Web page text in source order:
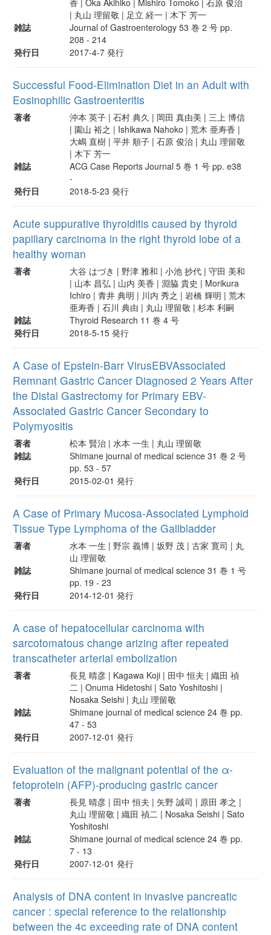
| 丸山 理留敬 | 足立 経一 | 木下 芳一
雑誌
Journal of Gastroenterology 53 巻 2 号 pp.
208 - 214
発行日
2017-4-7 発行
Successful Food-Elimination Diet in an Adult with
Eosinophilic Gastroenteritis
著者
沖本 英子 | 石村 典久 | 岡田 真由美 | 三上 博信
| 園山 裕之 | Ishikawa Nahoko | 荒木 亜寿香 |
大嶋 直樹 | 平井 順子 | 石原 俊治 | 丸山 理留敬
| 木下 芳一
雑誌
ACG Case Reports Journal 5 巻 1 号 pp. e38
-
発行日
2018-5-23 発行
Acute suppurative thyroiditis caused by thyroid
papillary carcinoma in the right thyroid lobe of a
healthy woman
著者
大谷 はづき | 野津 雅和 | 小池 抄代 | 守田 美和
| 山本 昌弘 | 山内 美香 | 淵脇 貴史 | Morikura
Ichiro | 青井 典明 | 川内 秀之 | 岩橋 輝明 | 荒木
亜寿香 | 石川 典由 | 丸山 理留敬 | 杉本 利嗣
雑誌
Thyroid Research 11 巻 4 号
発行日
2018-5-15 発行
A Case of Epstein-Barr VirusEBVAssociated
Remnant Gastric Cancer Diagnosed 2 Years After
the Distal Gastrectomy for Primary EBV-
Associated Gastric Cancer Secondary to
Polymyositis
著者
松本 賢治 | 水本 一生 | 丸山 理留敬
雑誌
Shimane journal of medical science 31 巻 2 号
pp. 53 - 57
発行日
2015-02-01 発行
A Case of Primary Mucosa-Associated Lymphoid
Tissue Type Lymphoma of the Gallbladder
著者
水本 一生 | 野宗 義博 | 坂野 茂 | 古家 寛司 | 丸
山 理留敬
雑誌
Shimane journal of medical science 31 巻 1 号
pp. 19 - 23
発行日
2014-12-01 発行
A case of hepatocellular carcinoma with
sarcotomatous change arizing after repeated
transcatheter arterial embolization
著者
長見 晴彦 | Kagawa Koji | 田中 恒夫 | 織田 禎
二 | Onuma Hidetoshi | Sato Yoshitoshi |
Nosaka Seishi | 丸山 理留敬
雑誌
Shimane journal of medical science 24 巻 pp.
47 - 53
発行日
2007-12-01 発行
Evaluation of the malignant potential of the α-
fetoprotein (AFP)-producing gastric cancer
著者
長見 晴彦 | 田中 恒夫 | 矢野 誠司 | 原田 孝之 |
丸山 理留敬 | 織田 禎二 | Nosaka Seishi | Sato
Yoshitoshi
雑誌
Shimane journal of medical science 24 巻 pp.
7 - 13
発行日
2007-12-01 発行
Analysis of DNA content in invasive pancreatic
cancer : special reference to the relationship
between the 4c exceeding rate of DNA content